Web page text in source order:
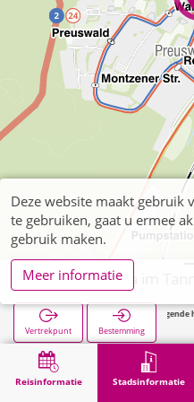
Reisinformatie Stadsinformatie
Aachen, Maria im Tann
Vertrekpunt Bestemming
Volgende haltes:
Stadsinformatie Opleiding
Deze website maakt gebruik
te gebruiken, gaat u ermee
gebruik maken.
Meer informatie